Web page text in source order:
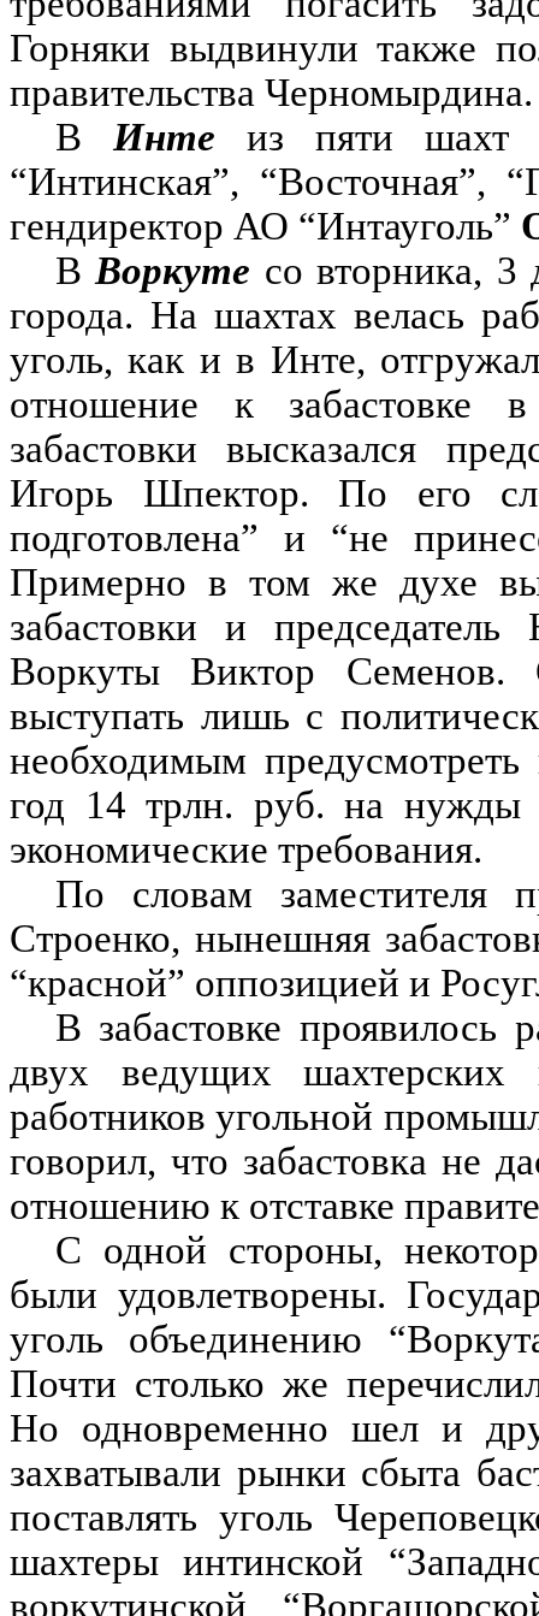
Горняки выдвинули также
правительства Черномырдина.
В Инте из пяти шахт
“Интинская”, “Восточная”,
гендиректор АО “Интауголь”
ВВоркуте со вторника, 3
города. На шахтах велась
уголь, как и в Инте,
отношение к забастовке
забастовки высказался
Игорь Шпектор. По его
подготовлена” и “не
Примерно в том же духе
забастовки и
Воркуты Виктор Семенов.
выступать лишь с
необходимым
год 14 трлн. руб. на нужды
экономические требования.
По словам заместителя
Строенко, нынешняя
“красной” оппозицией и
В забастовке проявилось
двух ведущих
работников угольной
говорил, что забастовка не
отношению к отставке
С одной стороны,
были удовлетворены.
уголь объединению
Почти столько же
Но одновременно шел и
захватывали рынки сбыта
поставлять уголь
шахтеры интинской
воркутинской